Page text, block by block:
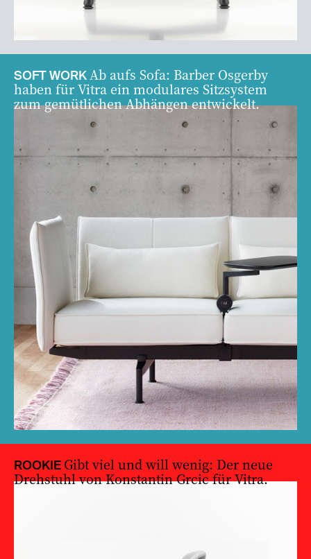
SOFT WORK Ab aufs Sofa: Barber Osgerby
haben für Vitra ein modulares Sitzsystem
zum gemütlichen Abhängen entwickelt.
ROOKIE Gibt viel und will wenig: Der neue
Drehstuhl von Konstantin Grcic für Vitra.